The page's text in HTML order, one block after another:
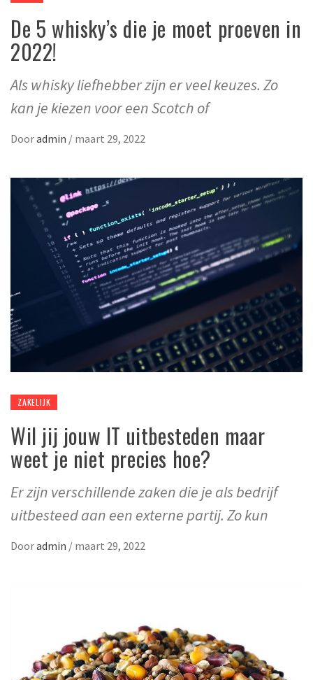
De 5 whisky’s die je moet proeven in
2022!
Als whisky liefhebber zijn er veel keuzes. Zo
kan je kiezen voor een Scotch of
Dooradmin / maart 29, 2022
ZAKELIJK
Wil jij jouw IT uitbesteden maar
weet je niet precies hoe?
Er zijn verschillende zaken die je als bedrijf
uitbesteed aan een externe partij. Zo kun
Dooradmin / maart 29, 2022